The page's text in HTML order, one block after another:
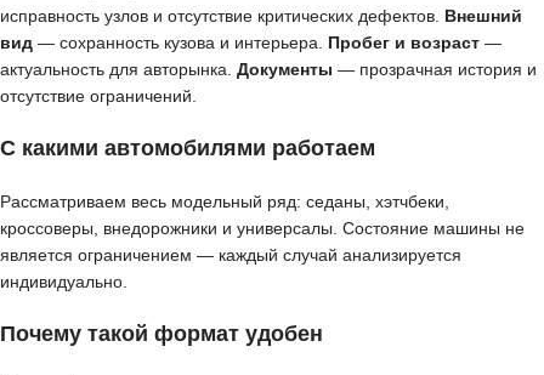
исправность узлов и отсутствие критических дефектов. Внешний
вид — сохранность кузова и интерьера. Пробег и возраст —
актуальность для авторынка. Документы — прозрачная история и
отсутствие ограничений.
С какими автомобилями работаем
Рассматриваем весь модельный ряд: седаны, хэтчбеки,
кроссоверы, внедорожники и универсалы. Состояние машины не
является ограничением — каждый случай анализируется
индивидуально.
Почему такой формат удобен